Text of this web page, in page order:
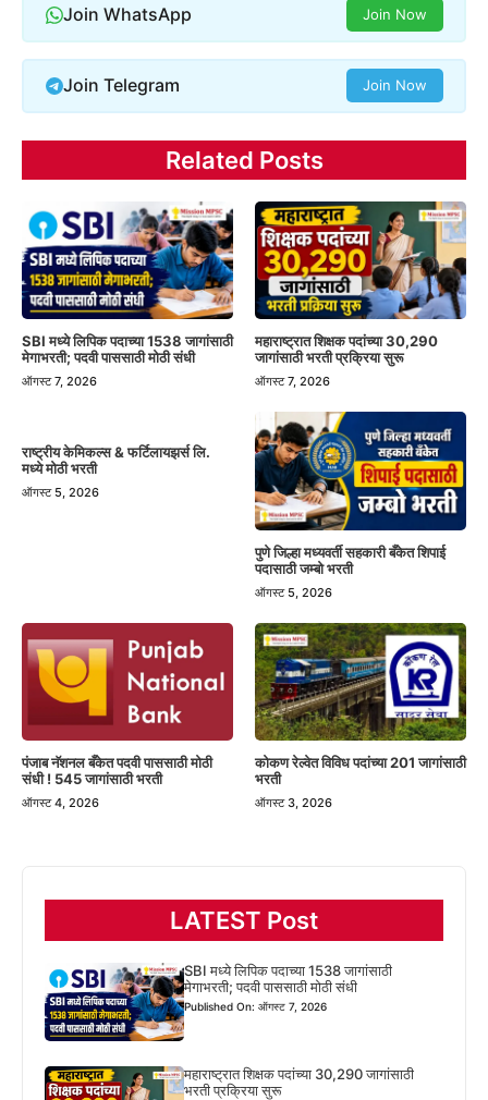
Join WhatsApp Join Now
Join Telegram Join Now
Related Posts
SBI मध्ये लिपिक पदाच्या 1538 जागांसाठी
मेगाभरती; पदवी पाससाठी मोठी संधी
ऑगस्ट 7, 2026
महाराष्ट्रात शिक्षक पदांच्या 30,290
जागांसाठी भरती प्रक्रिया सुरू
ऑगस्ट 7, 2026
राष्ट्रीय केमिकल्स & फर्टिलायझर्स लि.
मध्ये मोठी भरती
ऑगस्ट 5, 2026
पुणे जिल्हा मध्यवर्ती सहकारी बँकेत शिपाई
पदासाठी जम्बो भरती
ऑगस्ट 5, 2026
पंजाब नॅशनल बँकेत पदवी पाससाठी मोठी
संधी ! 545 जागांसाठी भरती
ऑगस्ट 4, 2026
कोकण रेल्वेत विविध पदांच्या 201 जागांसाठी
भरती
ऑगस्ट 3, 2026
LATEST Post
SBI मध्ये लिपिक पदाच्या 1538 जागांसाठी
मेगाभरती; पदवी पाससाठी मोठी संधी
Published On: ऑगस्ट 7, 2026
महाराष्ट्रात शिक्षक पदांच्या 30,290 जागांसाठी
भरती प्रक्रिया सुरू